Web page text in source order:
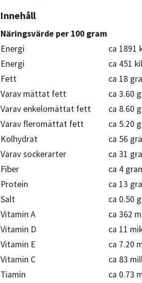
Innehåll
Näringsvärde per 100 gram
Energi
ca 1891
Energi
ca 451
Fett
ca 18
Varav mättat fett
ca 3.60
Varav enkelomättat fett
ca 8.60
Varav fleromättat fett
ca 5.20
Kolhydrat
ca 56
Varav sockerarter
ca 31
Fiber
ca 4
Protein
ca 13
Salt
ca 0.50
Vitamin A
ca 362
Vitamin D
ca 11
Vitamin E
ca 7.20
Vitamin C
ca 83
Tiamin
ca 0.73